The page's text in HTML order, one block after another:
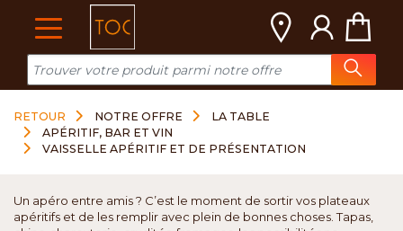
RETOUR NOTRE OFFRE
LA TABLE
APÉRITIF, BAR ET VIN
VAISSELLE APÉRITIF ET DE PRÉSENTATION
Un apéro entre amis ? C’est le moment de sortir vos plateaux
apéritifs et de les remplir avec plein de bonnes choses. Tapas,
Cookies management panel